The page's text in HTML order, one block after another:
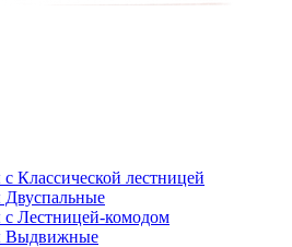
Классической лестницей
Двуспальные
с Лестницей-комодом
Выдвижные